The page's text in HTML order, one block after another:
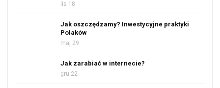
lis 18
Jak oszczędzamy? Inwestycyjne praktyki
Polaków
maj 29
Jak zarabiać w internecie?
gru 22